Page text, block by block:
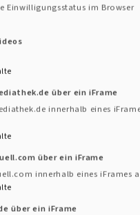
Stellv. Dekanin der
Dreieinigkeitskirche in
in ihr neues
der Region und
aus der Gemeinde,
um mit ihr zu feiern.
ein und segnete sie
und Freunden dafür.
Einwilligungsstatus im Browser
über ein iFrame
innerhalb eines
über ein iFrame
innerhalb eines iFrames
über ein iFrame